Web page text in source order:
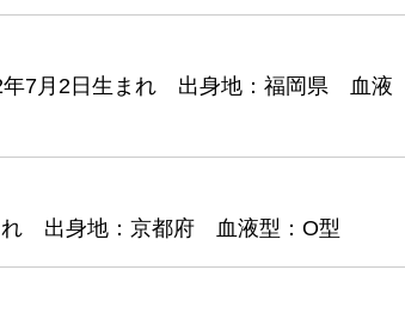
年7月2日生まれ 出身地：福岡県 血液
れ 出身地：京都府 血液型：O型